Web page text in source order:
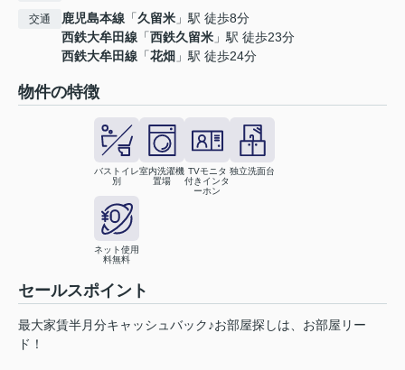
交通 鹿児島本線 「久留米 」駅 徒歩8分
西鉄大牟田線 「西鉄久留米 」駅 徒歩23分
西鉄大牟田線 「花畑 」駅 徒歩24分
物件の特徴
バストイレ
別
室内洗濯機
置場
TVモニタ
付きインタ
ーホン
独立洗面台
ネット使用
料無料
セールスポイント
最大家賃半月分キャッシュバック♪お部屋探しは、お部屋リー
ド！